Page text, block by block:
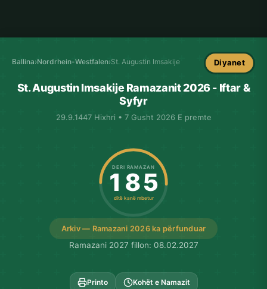
Ballina›Nordrhein-Westfalen›St. Augustin Imsakije Diyanet
St. Augustin Imsakije Ramazanit 2026 - Iftar &
Syfyr
29.9.1447 Hixhri • 7 Gusht 2026 E premte
Arkiv — Ramazani 2026 ka përfunduar
DERI RAMAZAN
185
ditë kanë mbetur
Ramazani 2027 fillon: 08.02.2027
Printo Kohët e Namazit